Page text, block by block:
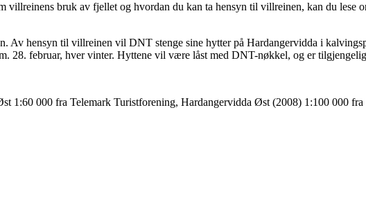
bruk av fjellet og hvordan du kan ta hensyn til villreinen, kan du lese
Av hensyn til villreinen vil DNT stenge sine hytter på Hardangervidda i
28. februar, hver vinter. Hyttene vil være låst med DNT-nøkkel, og er
1:60 000 fra Telemark Turistforening, Hardangervidda Øst (2008) 1:100 000